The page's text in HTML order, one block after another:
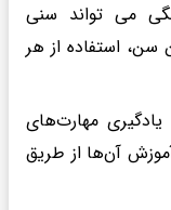
می تواند سنی
استفاده از هر
مهارت‌های
آن‌ها از طریق